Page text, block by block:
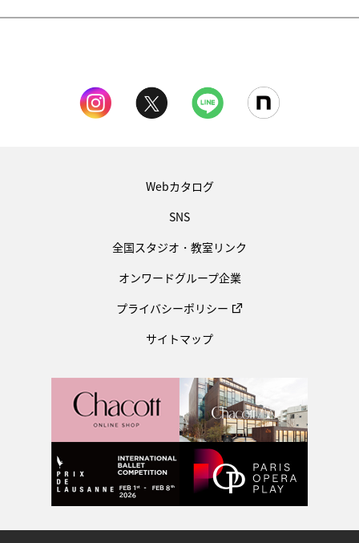
Webカタログ
SNS
全国スタジオ・教室リンク
オンワードグループ企業
プライバシーポリシー
サイトマップ